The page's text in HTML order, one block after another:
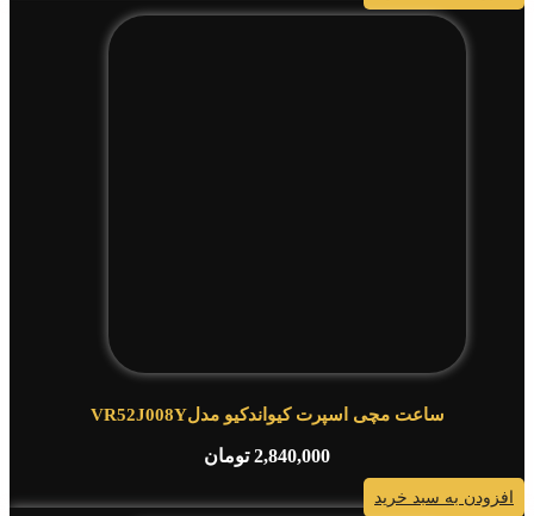
ساعت مچی اسپرت کیواندکیو مدلVR52J008Y
2,840,000 تومان
افزودن به سبد خرید